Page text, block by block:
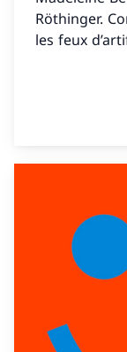
Röthinger.
les feux